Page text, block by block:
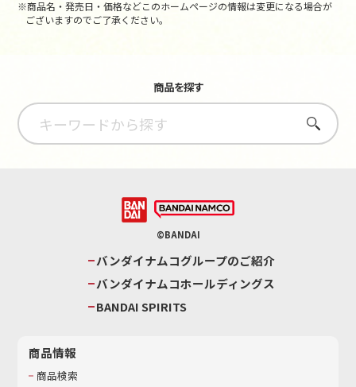
※商品名・発売日・価格などこのホームページの情報は変更になる場合が
ございますのでご了承ください。
商品を探す
さがす
©BANDAI
バンダイナムコグループのご紹介
バンダイナムコホールディングス
BANDAI SPIRITS
商品情報
商品検索